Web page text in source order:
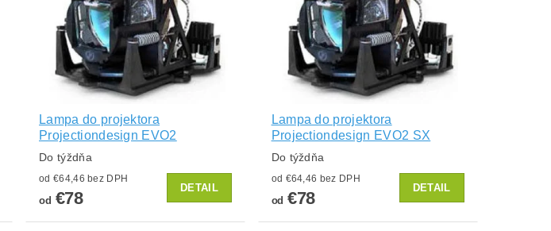
Lampa do projektora
Projectiondesign EVO2
Do týždňa
od €64,46 bez DPH
od €78
DETAIL
Lampa do projektora
Projectiondesign EVO2 SX
Do týždňa
od €64,46 bez DPH
od €78
DETAIL